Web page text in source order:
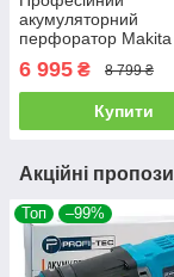
акумуляторний
перфоратор
202 Z : 2.0 Дж, 18В,
(без Акб та
6 995 ₴ 8 799 ₴
Купити
Акційні
Топ –99%